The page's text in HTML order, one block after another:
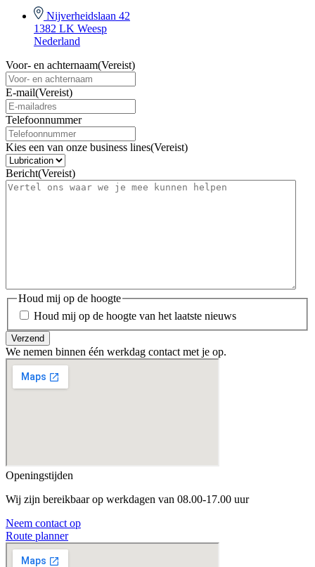
Nijverheidslaan 42
1382 LK Weesp
Nederland
Voor- en achternaam(Vereist)
E-mail(Vereist)
Telefoonnummer
Kies een van onze business lines(Vereist)
Bericht(Vereist)
Houd mij op de hoogte
Houd mij op de hoogte van het laatste nieuws
We nemen binnen één werkdag contact met je op.
Openingstijden
Wij zijn bereikbaar op werkdagen van 08.00-17.00 uur
Neem contact op
Route planner